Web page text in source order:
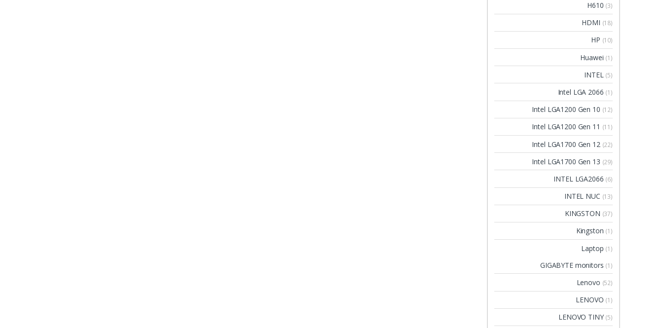
H610 (3)
HDMI (18)
HP (10)
Huawei (1)
INTEL (5)
Intel LGA 2066 (1)
Intel LGA1200 Gen 10 (12)
Intel LGA1200 Gen 11 (11)
Intel LGA1700 Gen 12 (22)
Intel LGA1700 Gen 13 (29)
INTEL LGA2066 (6)
INTEL NUC (13)
KINGSTON (37)
Kingston (1)
Laptop (1)
GIGABYTE monitors (1)
Lenovo (52)
LENOVO (1)
LENOVO TINY (5)